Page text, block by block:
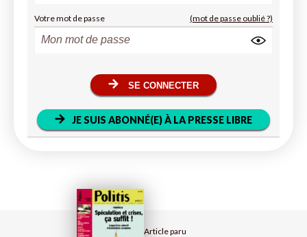
Article paru
Votre mot de passe (mot de passe oublié ?)
SE CONNECTER
JE SUIS ABONNÉ(E) À LA PRESSE LIBRE